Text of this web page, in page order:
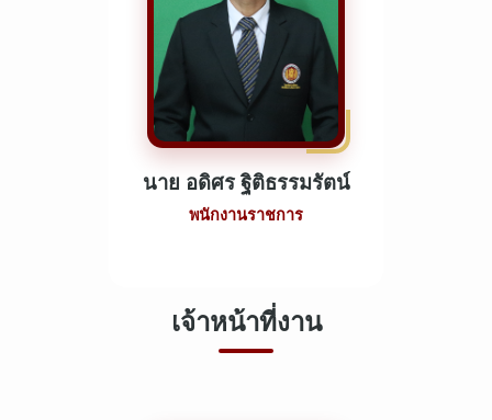
นาย อดิศร ฐิติธรรมรัตน์
พนักงานราชการ
เจ้าหน้าที่งาน